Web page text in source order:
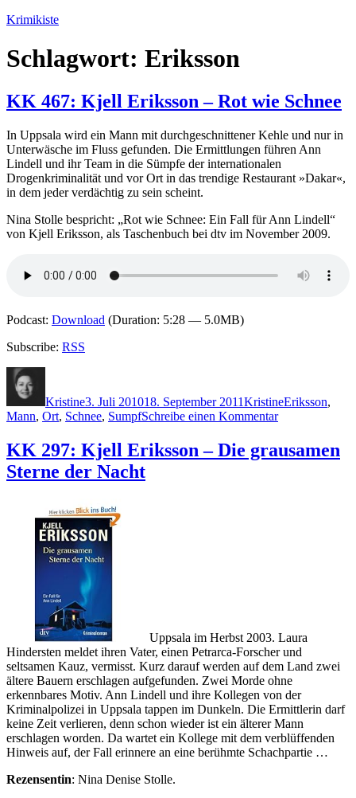
Zum
springen
Krimikiste
Schlagwort: Eriksson
KK 467: Kjell Eriksson – Rot wie Schnee
In Uppsala wird ein Mann mit durchgeschnittener Kehle und nur in
Unterwäsche im Fluss gefunden. Die Ermittlungen führen Ann
Lindell und ihr Team in die Sümpfe der internationalen
Drogenkriminalität und vor Ort in das trendige Restaurant »Dakar«,
in dem jeder verdächtig zu sein scheint.
Nina Stolle bespricht: „Rot wie Schnee: Ein Fall für Ann Lindell“
von Kjell Eriksson, als Taschenbuch bei dtv im November 2009.
Podcast: Download (Duration: 5:28 — 5.0MB)
Subscribe: RSS
Kristine3. Juli 201018. September 2011KristineEriksson,
Mann, Ort, Schnee, SumpfSchreibe einen Kommentarzu
Kjell
KK 297: Kjell Eriksson – Die grausamen
Sterne der Nacht
Uppsala im Herbst 2003. Laura
Hindersten meldet ihren Vater, einen Petrarca-Forscher und
seltsamen Kauz, vermisst. Kurz darauf werden auf dem Land zwei
ältere Bauern erschlagen aufgefunden. Zwei Morde ohne
erkennbares Motiv. Ann Lindell und ihre Kollegen von der
Kriminalpolizei in Uppsala tappen im Dunkeln. Die Ermittlerin darf
keine Zeit verlieren, denn schon wieder ist ein älterer Mann
erschlagen worden. Da wartet ein Kollege mit dem verblüffenden
Hinweis auf, der Fall erinnere an eine berühmte Schachpartie …
Rezensentin: Nina Denise Stolle.